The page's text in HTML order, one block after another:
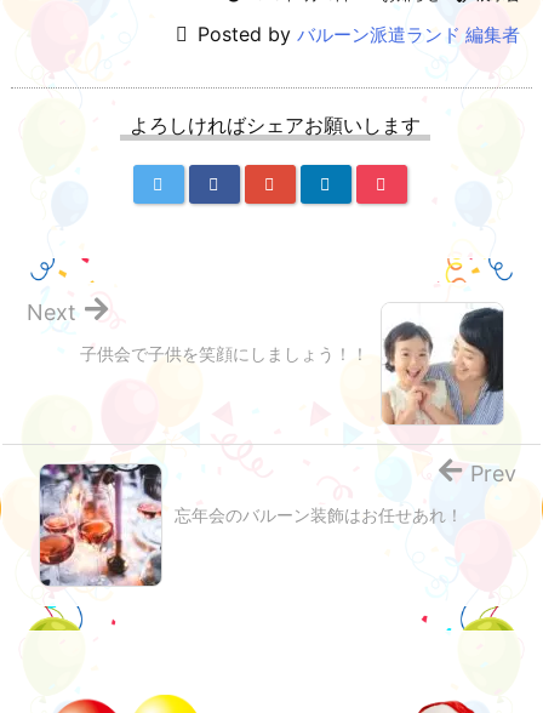
Posted by バルーン派遣ランド 編集者
よろしければシェアお願いします
子供会で子供を笑顔にしましょう！！
Next
忘年会のバルーン装飾はお任せあれ！
Prev